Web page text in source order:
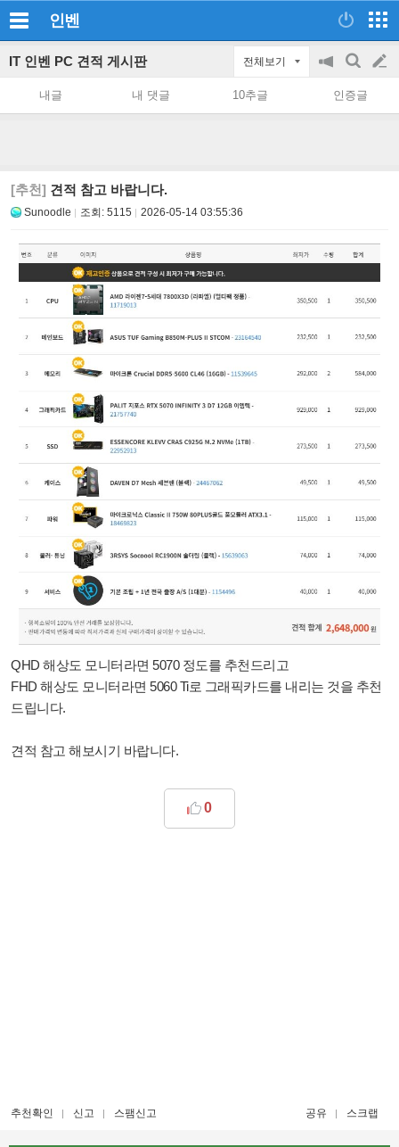
인벤
IT 인벤 PC 견적 게시판 전체보기
공
on/off
검
색
글
쓰
내글 내 댓글 10추글 인증글
[추천] 견적 참고 바랍니다.
Sunoodle 조회: 5115 2026-05-14 03:55:36
QHD 해상도 모니터라면 5070 정도를 추천드리고
FHD 해상도 모니터라면 5060 Ti로 그래픽카드를 내리는 것을 추천
드립니다.
견적 참고 해보시기 바랍니다.
0
추천확인 신고 스팸신고 공유 스크랩